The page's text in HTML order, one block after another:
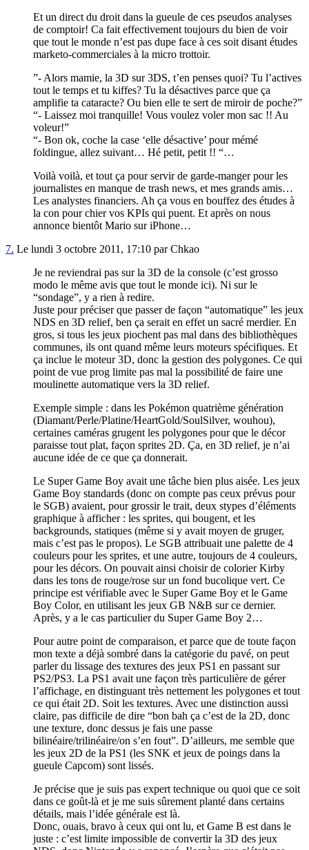
Et un direct du droit dans la gueule de ces pseudos analyses
de comptoir! Ca fait effectivement toujours du bien de voir
que tout le monde n’est pas dupe face à ces soit disant études
marketo-commerciales à la micro trottoir.
”- Alors mamie, la 3D sur 3DS, t’en penses quoi? Tu l’actives
tout le temps et tu kiffes? Tu la désactives parce que ça
amplifie ta cataracte? Ou bien elle te sert de miroir de poche?”
“- Laissez moi tranquille! Vous voulez voler mon sac !! Au
voleur!”
“- Bon ok, coche la case ‘elle désactive’ pour mémé
foldingue, allez suivant… Hé petit, petit !! “…
Voilà voilà, et tout ça pour servir de garde-manger pour les
journalistes en manque de trash news, et mes grands amis…
Les analystes financiers. Ah ça vous en bouffez des études à
la con pour chier vos KPIs qui puent. Et après on nous
annonce bientôt Mario sur iPhone…
7. Le lundi 3 octobre 2011, 17:10 par Chkao
Je ne reviendrai pas sur la 3D de la console (c’est grosso
modo le même avis que tout le monde ici). Ni sur le
“sondage”, y a rien à redire.
Juste pour préciser que passer de façon “automatique” les jeux
NDS en 3D relief, ben ça serait en effet un sacré merdier. En
gros, si tous les jeux piochent pas mal dans des bibliothèques
communes, ils ont quand même leurs moteurs spécifiques. Et
ça inclue le moteur 3D, donc la gestion des polygones. Ce qui
point de vue prog limite pas mal la possibilité de faire une
moulinette automatique vers la 3D relief.
Exemple simple : dans les Pokémon quatrième génération
(Diamant/Perle/Platine/HeartGold/SoulSilver, wouhou),
certaines caméras grugent les polygones pour que le décor
paraisse tout plat, façon sprites 2D. Ça, en 3D relief, je n’ai
aucune idée de ce que ça donnerait.
Le Super Game Boy avait une tâche bien plus aisée. Les jeux
Game Boy standards (donc on compte pas ceux prévus pour
le SGB) avaient, pour grossir le trait, deux stypes d’éléments
graphique à afficher : les sprites, qui bougent, et les
backgrounds, statiques (même si y avait moyen de gruger,
mais c’est pas le propos). Le SGB attribuait une palette de 4
couleurs pour les sprites, et une autre, toujours de 4 couleurs,
pour les décors. On pouvait ainsi choisir de colorier Kirby
dans les tons de rouge/rose sur un fond bucolique vert. Ce
principe est vérifiable avec le Super Game Boy et le Game
Boy Color, en utilisant les jeux GB N&B sur ce dernier.
Après, y a le cas particulier du Super Game Boy 2…
Pour autre point de comparaison, et parce que de toute façon
mon texte a déjà sombré dans la catégorie du pavé, on peut
parler du lissage des textures des jeux PS1 en passant sur
PS2/PS3. La PS1 avait une façon très particulière de gérer
l’affichage, en distinguant très nettement les polygones et tout
ce qui était 2D. Soit les textures. Avec une distinction aussi
claire, pas difficile de dire “bon bah ça c’est de la 2D, donc
une texture, donc dessus je fais une passe
bilinéaire/trilinéaire/on s’en fout”. D’ailleurs, me semble que
les jeux 2D de la PS1 (les SNK et jeux de poings dans la
gueule Capcom) sont lissés.
Je précise que je suis pas expert technique ou quoi que ce soit
dans ce goût-là et je me suis sûrement planté dans certains
détails, mais l’idée générale est là.
Donc, ouais, bravo à ceux qui ont lu, et Game B est dans le
juste : c’est limite impossible de convertir la 3D des jeux